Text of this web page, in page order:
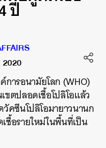
ปี
2020
การอนามัยโลก (WHO)
ขตปลอดเชื้อโปลิโอแล้ว
คซีนโปลิโอมายาวนานก
ชื้อรายใหม่ในพื้นที่เป็น